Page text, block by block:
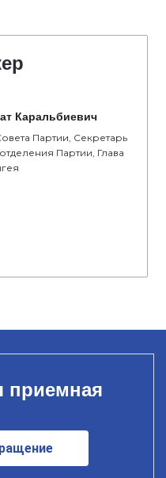
Каральбиевич
Партии, Секретарь
Партии, Глава
приемная